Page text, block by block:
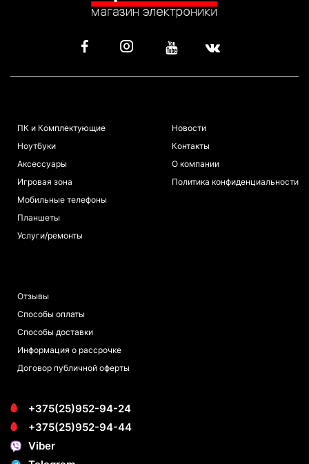
ПК и Комплектующие
Ноутбуки
Аксессуары
Игровая зона
Мобильные телефоны
Планшеты
Услуги/ремонты
Новости
Контакты
О компании
Политика конфиденциальности
Отзывы
Способы оплаты
Способы доставки
Информация о рассрочке
Договор публичной оферты
+375(25)952-94-24
+375(25)952-94-44
Viber